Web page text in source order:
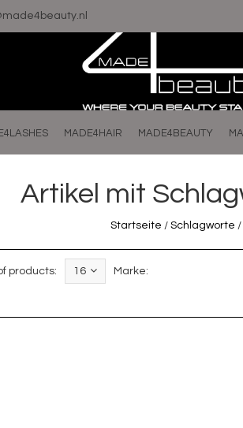
MADE4HAIR MADE4BEAUTY
Artikel mit
Startseite / Schlagworte /
products: 16 Marke: